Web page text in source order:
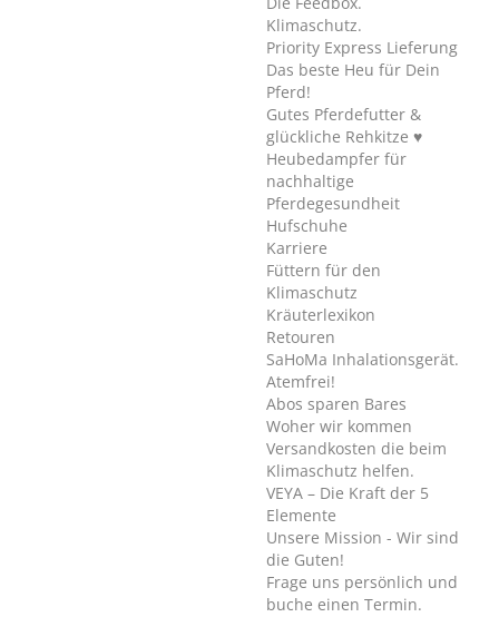
Klimaschutz.
Priority Express Lieferung
Das beste Heu für Dein
Pferd!
Gutes Pferdefutter &
glückliche Rehkitze ♥
Heubedampfer für
nachhaltige
Pferdegesundheit
Hufschuhe
Karriere
Füttern für den
Klimaschutz
Kräuterlexikon
Retouren
SaHoMa Inhalationsgerät.
Atemfrei!
Abos sparen Bares
Woher wir kommen
Versandkosten die beim
Klimaschutz helfen.
VEYA – Die Kraft der 5
Elemente
Unsere Mission - Wir sind
die Guten!
Frage uns persönlich und
buche einen Termin.